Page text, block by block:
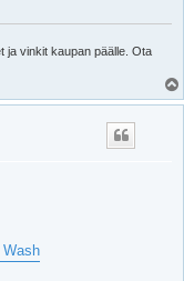
ja vinkit kaupan päälle. Ota
l